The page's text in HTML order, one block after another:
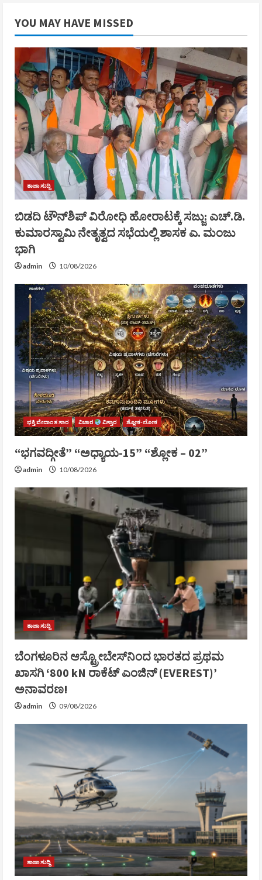
YOU MAY HAVE MISSED
ತಾಜಾ ಸುದ್ದಿ
ಬಿಡದಿ ಟೌನ್‌ಶಿಪ್ ವಿರೋಧಿ ಹೋರಾಟಕ್ಕೆ ಸಜ್ಜು: ಎಚ್.ಡಿ.
ಕುಮಾರಸ್ವಾಮಿ ನೇತೃತ್ವದ ಸಭೆಯಲ್ಲಿ ಶಾಸಕ ಎ. ಮಂಜು
ಭಾಗಿ
admin 10/08/2026
ಭಕ್ತಿ ವೇದಾಂತ ಸಾರ ವಿಚಾರ ವಿಸ್ತಾರ ಶ್ಲೋಕ-ಲೋಕ
“ಭಗವದ್ಗೀತೆ” “ಅಧ್ಯಾಯ-15” “ಶ್ಲೋಕ – 02”
admin 10/08/2026
ತಾಜಾ ಸುದ್ದಿ
ಬೆಂಗಳೂರಿನ ಆಸ್ಟ್ರೋಬೇಸ್‌ನಿಂದ ಭಾರತದ ಪ್ರಥಮ
ಖಾಸಗಿ ‘800 kN ರಾಕೆಟ್ ಎಂಜಿನ್ (EVEREST)’
ಅನಾವರಣ!
admin 09/08/2026
ತಾಜಾ ಸುದ್ದಿ